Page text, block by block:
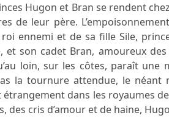
Hugon et Bran se rendent
de leur père.
ennemi et de sa fille Sile,
et son cadet Bran, amoureux
loin, sur les côtes, paraît une
la tournure attendue, le
dans les royaumes
des cris d’amour et de haine,